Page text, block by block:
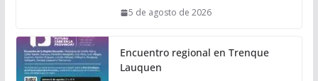
5 de agosto de 2026
Encuentro regional en Trenque
Lauquen